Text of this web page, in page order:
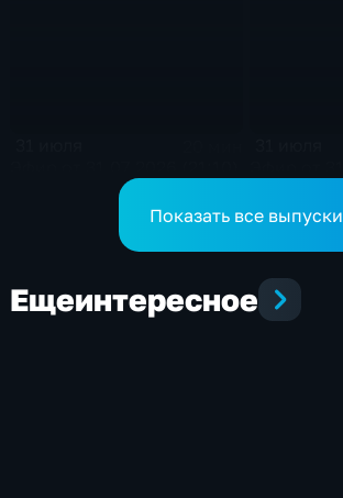
Показать все выпуски
Ещеинтересное